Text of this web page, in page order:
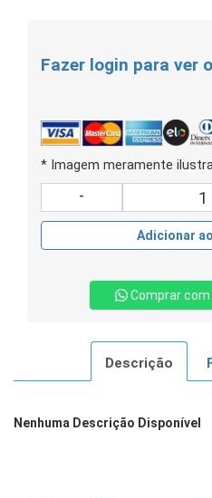
Fazer login para ver
* Imagem meramente
-
Adicionar
Comprar
Descrição
Nenhuma Descrição Disponível